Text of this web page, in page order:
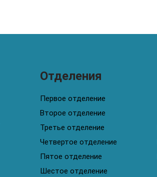
Отделения
Первое отделение
Второе отделение
Третье отделение
Четвертое отделение
Пятое отделение
Шестое отделение